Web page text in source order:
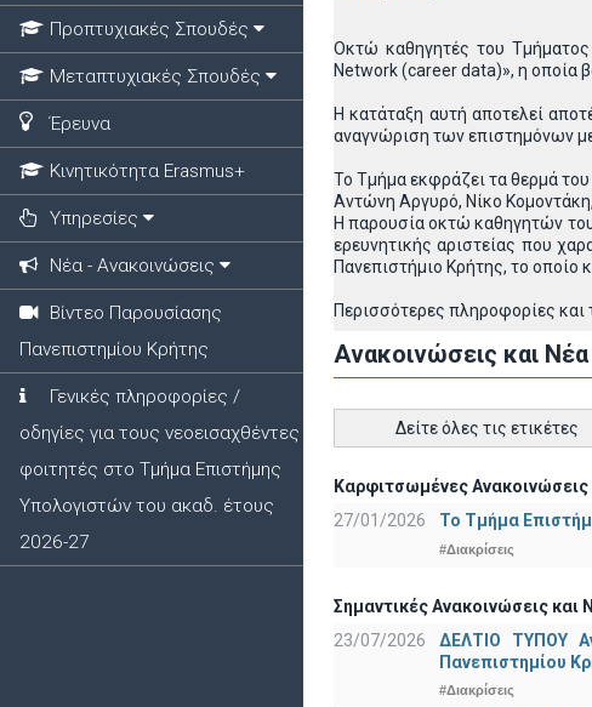
Προπτυχιακές Σπουδές
Μεταπτυχιακές Σπουδές
Έρευνα
Κινητικότητα Erasmus+
Υπηρεσίες
Νέα - Ανακοινώσεις
Βίντεο Παρουσίασης
Πανεπιστημίου Κρήτης
Γενικές πληροφορίες /
οδηγίες για τους νεοεισαχθέντες
φοιτητές στο Τμήμα Επιστήμης
Υπολογιστών του ακαδ. έτους
2026-27
Οκτώ καθηγητές του Τμήματος
Network (career data)», η οποία
Η κατάταξη αυτή αποτελεί
αναγνώριση των επιστημόνων
Το Τμήμα εκφράζει τα θερμά
Αντώνη Αργυρό, Νίκο
Η παρουσία οκτώ καθηγητών
ερευνητικής αριστείας που
Πανεπιστήμιο Κρήτης, το οποίο
Περισσότερες πληροφορίες και
Ανακοινώσεις και Νέα
Δείτε όλες τις ετικέτες
Καρφιτσωμένες Ανακοινώσεις
27/01/2026
Το Τμήμα
#Διακρίσεις
Σημαντικές Ανακοινώσεις και
23/07/2026
ΔΕΛΤΙΟ ΤΥΠΟΥ
Πανεπιστημίου
#Διακρίσεις